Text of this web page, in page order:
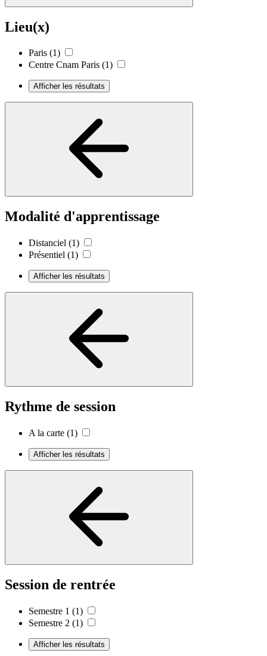
Lieu(x)
Paris (1)
Centre Cnam Paris (1)
Afficher les résultats
Modalité d'apprentissage
Distanciel (1)
Présentiel (1)
Afficher les résultats
Rythme de session
A la carte (1)
Afficher les résultats
Session de rentrée
Semestre 1 (1)
Semestre 2 (1)
Afficher les résultats